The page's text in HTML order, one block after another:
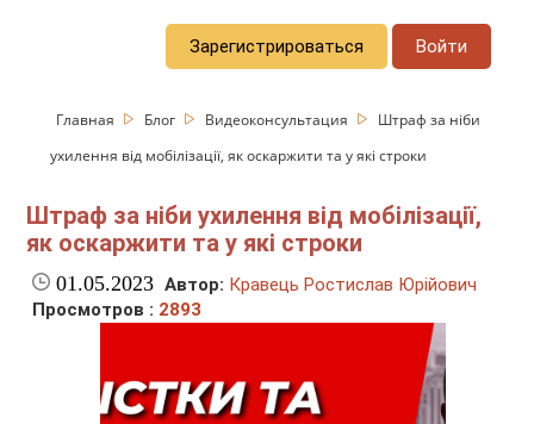
Зарегистрироваться Войти
Главная Блог Видеоконсультация
Штраф за ніби
ухилення від мобілізації, як оскаржити та у які строки
Штраф за ніби ухилення від мобілізації,
як оскаржити та у які строки
01.05.2023 Автор: Кравець Ростислав Юрійович
Просмотров : 2893